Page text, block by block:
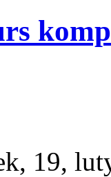
19,